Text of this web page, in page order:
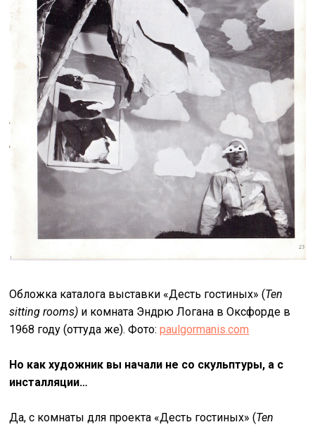
Обложка каталога выставки «Десть гостиных» (Ten
sitting rooms) и комната Эндрю Логана в Оксфорде в
1968 году (оттуда же). Фото:paulgormanis.com
Но как художник вы начали не со скульптуры, а с
инсталляции…
Да, с комнаты для проекта «Десть гостиных» (Ten